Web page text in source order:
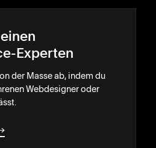
Experten
der Masse ab, indem du
Webdesigner oder